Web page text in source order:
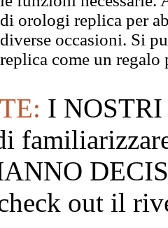
di orologi replica per
diverse occasioni. Si
replica come un regalo
I
out il